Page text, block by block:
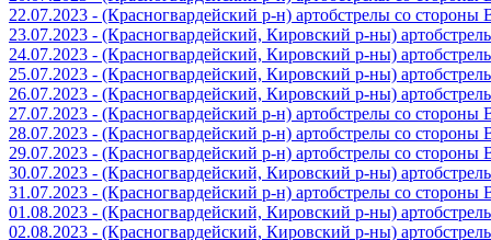
22.07.2023 - (Красногвардейский р-н) артобстрелы со
23.07.2023 - (Красногвардейский, Кировский р-ны)
24.07.2023 - (Красногвардейский, Кировский р-ны)
25.07.2023 - (Красногвардейский, Кировский р-ны)
26.07.2023 - (Красногвардейский, Кировский р-ны)
27.07.2023 - (Красногвардейский р-н) артобстрелы со
28.07.2023 - (Красногвардейский р-н) артобстрелы со
29.07.2023 - (Красногвардейский р-н) артобстрелы со
30.07.2023 - (Красногвардейский, Кировский р-ны)
31.07.2023 - (Красногвардейский р-н) артобстрелы со
01.08.2023 - (Красногвардейский, Кировский р-ны)
02.08.2023 - (Красногвардейский, Кировский р-ны)